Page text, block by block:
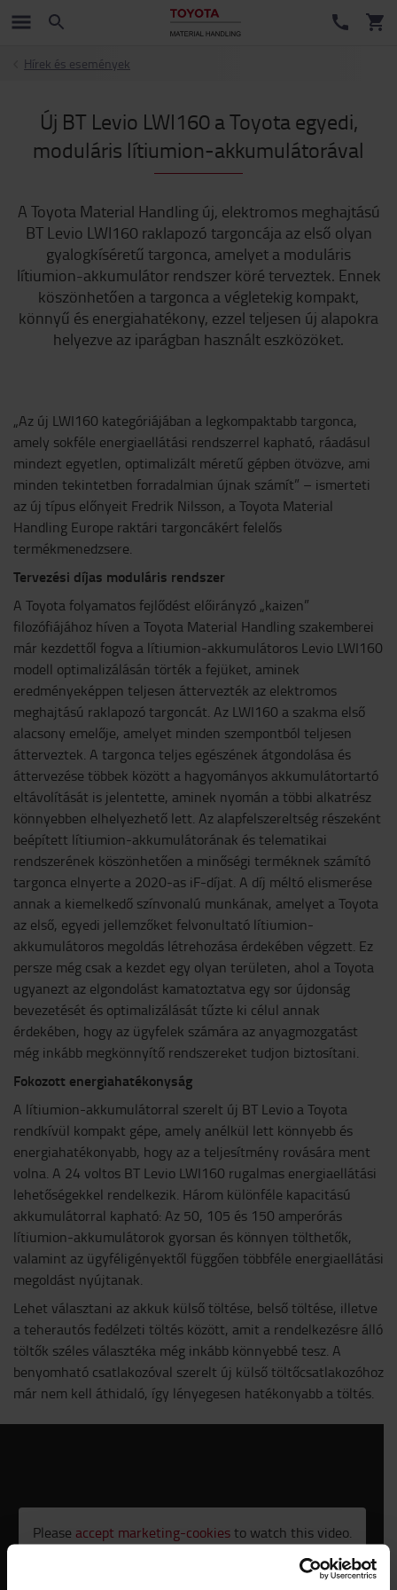
Hírek és események
Új BT Levio LWI160 a Toyota egyedi,
moduláris lítiumion-akkumulátorával
A Toyota Material Handling új, elektromos meghajtású
BT Levio LWI160 raklapozó targoncája az első olyan
gyalogkíséretű targonca, amelyet a moduláris
lítiumion-akkumulátor rendszer köré terveztek. Ennek
köszönhetően a targonca a végletekig kompakt,
könnyű és energiahatékony, ezzel teljesen új alapokra
helyezve az iparágban használt eszközöket.
„Az új LWI160 kategóriájában a legkompaktabb targonca,
amely sokféle energiaellátási rendszerrel kapható, ráadásul
mindezt egyetlen, optimalizált méretű gépben ötvözve, ami
minden tekintetben forradalmian újnak számít” – ismerteti
az új típus előnyeit Fredrik Nilsson, a Toyota Material
Handling Europe raktári targoncákért felelős
termékmenedzsere.
Tervezési díjas moduláris rendszer
A Toyota folyamatos fejlődést előirányzó „kaizen”
filozófiájához híven a Toyota Material Handling szakemberei
már kezdettől fogva a lítiumion-akkumulátoros Levio LWI160
modell optimalizálásán törték a fejüket, aminek
eredményeképpen teljesen áttervezték az elektromos
meghajtású raklapozó targoncát. Az LWI160 a szakma első
alacsony emelője, amelyet minden szempontból teljesen
átterveztek. A targonca teljes egészének átgondolása és
áttervezése többek között a hagyományos akkumulátortartó
eltávolítását is jelentette, aminek nyomán a többi alkatrész
könnyebben elhelyezhető lett. Az alapfelszereltség részeként
beépített lítiumion-akkumulátorának és telematikai
rendszerének köszönhetően a minőségi terméknek számító
targonca elnyerte a 2020-as iF-díjat. A díj méltó elismerése
annak a kiemelkedő színvonalú munkának, amelyet a Toyota
az első, egyedi jellemzőket felvonultató lítiumion-
akkumulátoros megoldás létrehozása érdekében végzett. Ez
persze még csak a kezdet egy olyan területen, ahol a Toyota
ugyanezt az elgondolást kamatoztatva egy sor újdonság
bevezetését és optimalizálását tűzte ki célul annak
érdekében, hogy az ügyfelek számára az anyagmozgatást
még inkább megkönnyítő rendszereket tudjon biztosítani.
Fokozott energiahatékonyság
A lítiumion-akkumulátorral szerelt új BT Levio a Toyota
rendkívül kompakt gépe, amely anélkül lett könnyebb és
energiahatékonyabb, hogy az a teljesítmény rovására ment
volna. A 24 voltos BT Levio LWI160 rugalmas energiaellátási
lehetőségekkel rendelkezik. Három különféle kapacitású
akkumulátorral kapható: Az 50, 105 és 150 amperórás
lítiumion-akkumulátorok gyorsan és könnyen tölthetők,
valamint az ügyféligényektől függően többféle energiaellátási
megoldást nyújtanak.
Lehet választani az akkuk külső töltése, belső töltése, illetve
a teherautós fedélzeti töltés között, amit a rendelkezésre álló
töltők széles választéka még inkább könnyebbé tesz. A
benyomható csatlakozóval szerelt új külső töltőcsatlakozóhoz
már nem kell áthidaló, így lényegesen hatékonyabb a töltés.
Please accept marketing-cookiesto watch this video.